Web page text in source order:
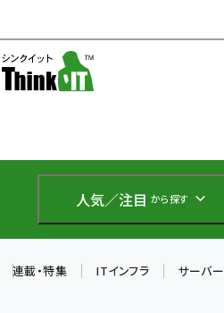
人気／注目 から探す
連載・特集 ITインフラ サーバー